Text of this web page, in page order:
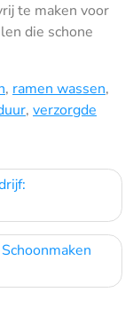
te maken voor
die schone
, ramen wassen,
, verzorgde